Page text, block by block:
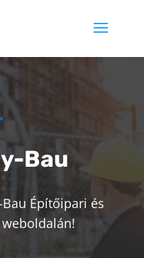
Bau
Építőipari és